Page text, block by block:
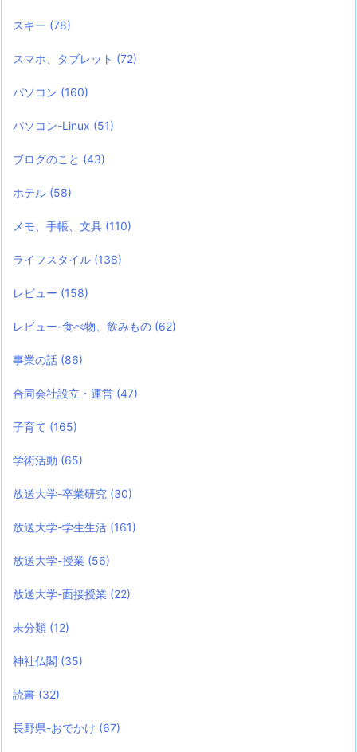
スキー (78)
スマホ、タブレット (72)
パソコン (160)
パソコン-Linux (51)
ブログのこと (43)
ホテル (58)
メモ、手帳、文具 (110)
ライフスタイル (138)
レビュー (158)
レビュー-食べ物、飲みもの (62)
事業の話 (86)
合同会社設立・運営 (47)
子育て (165)
学術活動 (65)
放送大学-卒業研究 (30)
放送大学-学生生活 (161)
放送大学-授業 (56)
放送大学-面接授業 (22)
未分類 (12)
神社仏閣 (35)
読書 (32)
長野県-おでかけ (67)